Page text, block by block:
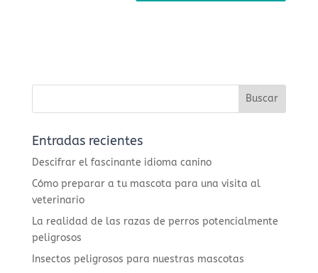
Entradas recientes
Descifrar el fascinante idioma canino
Cómo preparar a tu mascota para una visita al
veterinario
La realidad de las razas de perros potencialmente
peligrosos
Insectos peligrosos para nuestras mascotas